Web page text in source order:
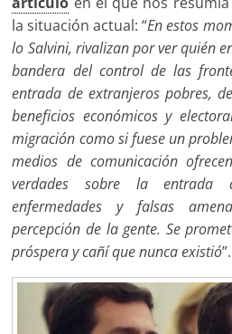
la situación actual: “En estos
lo Salvini, rivalizan por ver quién
bandera del control de las
entrada de extranjeros pobres,
beneficios económicos y
migración como si fuese un
medios de comunicación
verdades sobre la entrada
enfermedades y falsas
percepción de la gente. Se
próspera y cañí que nunca existió”.